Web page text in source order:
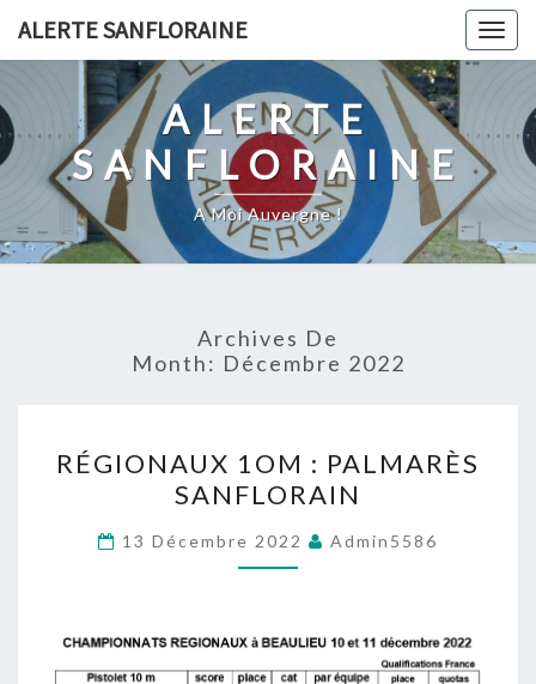
ALERTE SANFLORAINE
ALERTE
SANFLORAINE
A Moi Auvergne !
Archives De
Month: Décembre 2022
1OM
:
PALMARÈS
SANFLORAIN
RÉGIONAUX 1OM : PALMARÈS
SANFLORAIN
13 Décembre 2022 Admin5586